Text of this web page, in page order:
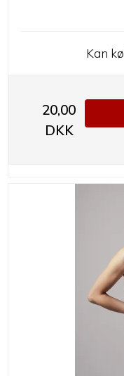
Kan
20,00
DKK